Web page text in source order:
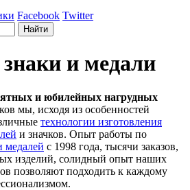
Facebook Twitter
и медали
и юбилейных нагрудных
мы, исходя из особенностей
технологии изготовления
и значков. Опыт работы по
медалей с 1998 года, тысячи заказов,
изделий, солидный опыт наших
позволяют подходить к каждому